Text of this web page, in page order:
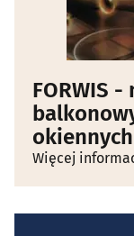
FORWIS
okiennych
Więcej